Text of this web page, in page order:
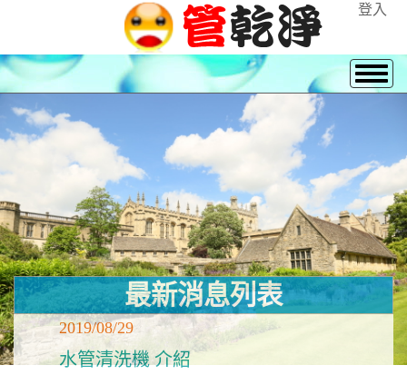
登入
最新消息列表
2019/08/29
水管清洗機 介紹